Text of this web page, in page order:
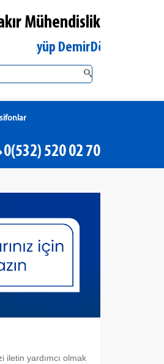
Mühendislik
Eyüp DemirDöküm Yetkili
0(532) 520 02 70
iletin yardımcı olmak